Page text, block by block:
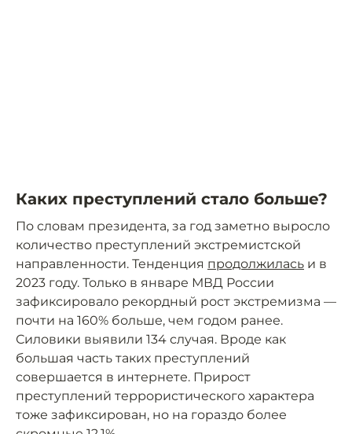
Каких преступлений стало больше?
По словам президента, за год заметно выросло
количество преступлений экстремистской
направленности. Тенденция продолжилась и в
2023 году. Только в январе МВД России
зафиксировало рекордный рост экстремизма —
почти на 160% больше, чем годом ранее.
Силовики выявили 134 случая. Вроде как
большая часть таких преступлений
совершается в интернете. Прирост
преступлений террористического характера
тоже зафиксирован, но на гораздо более